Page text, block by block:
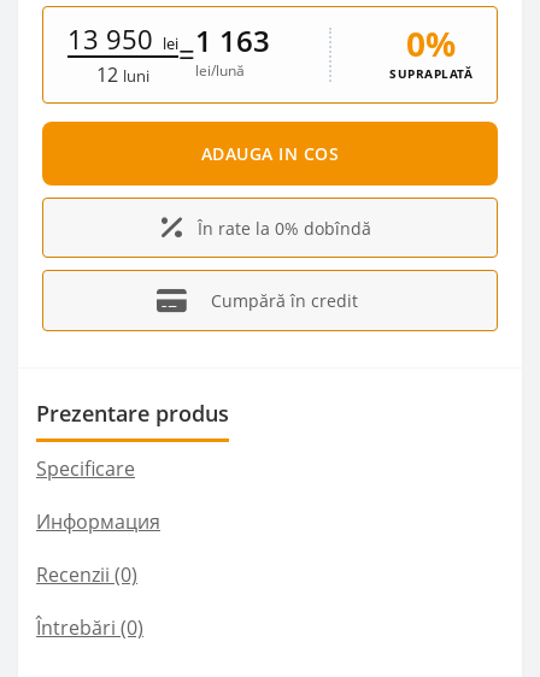
13 950 lei
12 luni
=1 163
lei/lună
0%
SUPRAPLATĂ
ADAUGA IN COS
În rate la 0% dobîndă
Cumpără în credit
Prezentare produs
Specificare
Информация
Recenzii (0)
Întrebări (0)